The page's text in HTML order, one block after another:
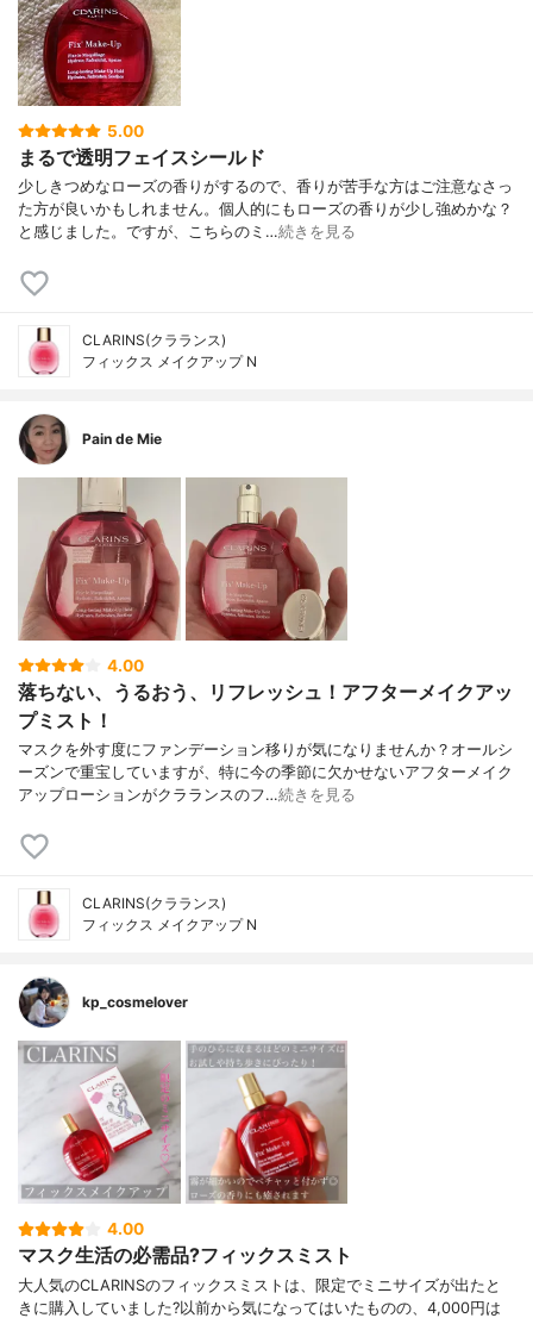
5.00
まるで透明フェイスシールド
少しきつめなローズの香りがするので、香りが苦手な方はご注意なさっ
た方が良いかもしれません。個人的にもローズの香りが少し強めかな？
と感じました。ですが、こちらのミ…続きを見る
CLARINS(クラランス)
フィックス メイクアップ N
Pain de Mie
4.00
落ちない、うるおう、リフレッシュ！アフターメイクアッ
プミスト！
マスクを外す度にファンデーション移りが気になりませんか？オールシ
ーズンで重宝していますが、特に今の季節に欠かせないアフターメイク
アップローションがクラランスのフ…続きを見る
CLARINS(クラランス)
フィックス メイクアップ N
kp_cosmelover
4.00
マスク生活の必需品?フィックスミスト
大人気のCLARINSのフィックスミストは、限定でミニサイズが出たと
きに購入していました?以前から気になってはいたものの、4,000円は